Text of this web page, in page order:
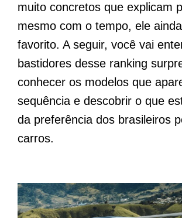
muito concretos que explicam
mesmo com o tempo, ele
favorito. A seguir, você vai
bastidores desse ranking
conhecer os modelos que
sequência e descobrir o que
da preferência dos brasileiros
carros.